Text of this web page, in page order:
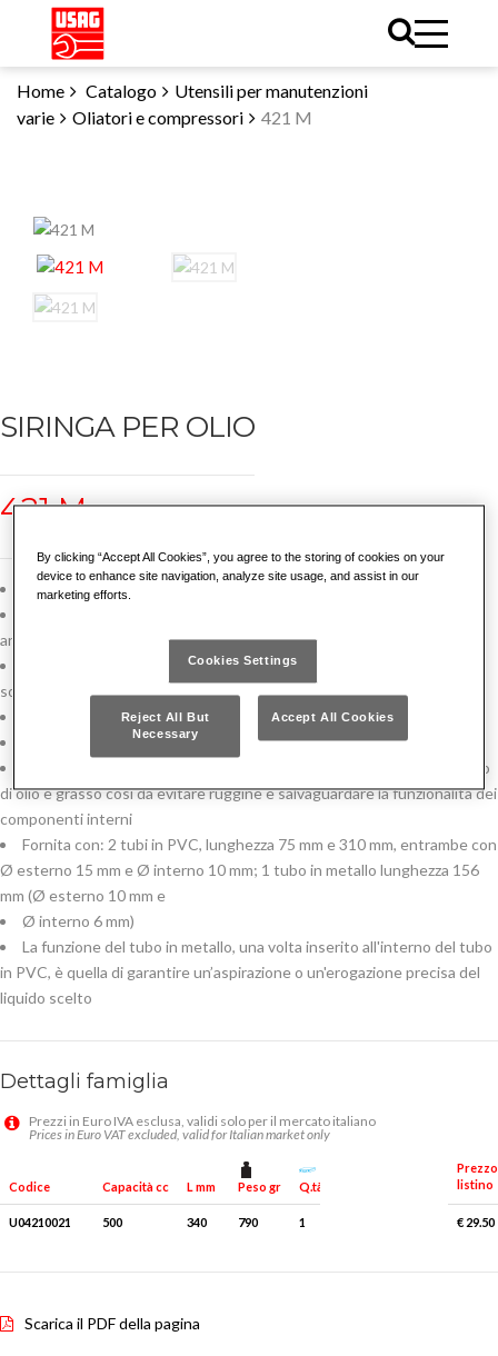
Home Catalogo
Utensili per manutenzioni
varie
Oliatori e compressori 421 M
SIRINGA PER OLIO
421 M
Corpo in acciaio
antigelo, olio servosterzo ecc.
È possibile pulire il tubo interno svitando il coperchio posteriore
sotto la leva
Ø tubo in acciaio: 57 mm
ØxL mm ugello in acciaio: 10x12 mm
L'interno della siringa, di base viene lubrificato con un leggero strato
di olio e grasso così da evitare ruggine e salvaguardare la funzionalità dei
componenti interni
Fornita con: 2 tubi in PVC, lunghezza 75 mm e 310 mm, entrambe con
Ø esterno 15 mm e Ø interno 10 mm; 1 tubo in metallo lunghezza 156
mm (Ø esterno 10 mm e
Ø interno 6 mm)
La funzione del tubo in metallo, una volta inserito all'interno del tubo
in PVC, è quella di garantire un’aspirazione o un'erogazione precisa del
liquido scelto
Dettagli famiglia
Prezzi in Euro IVA esclusa, validi solo per il mercato italiano
Prices in Euro VAT excluded, valid for Italian market only
Codice Capacità cc L mm Peso gr Q.tà x conf.
Prezzo
listino
U04210021 500 340 790 1 € 29.50
Scarica il PDF della pagina
By clicking “Accept All Cookies”, you agree to the storing of cookies on your
device to enhance site navigation, analyze site usage, and assist in our
marketing efforts.
Cookies Settings
Reject All But
Necessary
Accept All Cookies